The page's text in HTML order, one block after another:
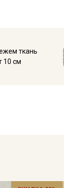
ткань
10 см